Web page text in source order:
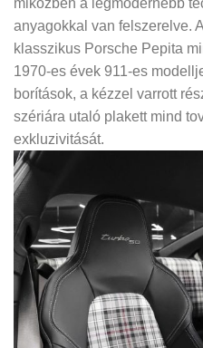
miközben a legmodernebb
anyagokkal van felszerelve.
klasszikus Porsche Pepita
1970-es évek 911-es
borítások, a kézzel varrott
szériára utaló plakett mind
exkluzivitását.